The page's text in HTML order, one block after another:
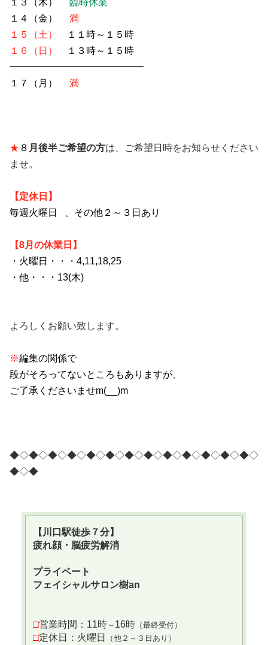
１３（木）
臨時休業
１４（金） 満
１５（土）
１１時～１５時
１６（日）
１３時～１５時
━━━━━━━━━━━━━━
１７（月） 満
★ ８ 月後半ご希望の方は、 ご希望日時をお知らせください
ませ。
【定休日】
毎週火曜日 、その他２～３日あり
【8月の休業日】
・火曜日・・・4,11,18,25
・他・・・ 13(木)
よろしくお願い致します。
※編集の関係で
段がそろってないところもありますが、
ご了承くださいませm(__)m
◆◇◆◇◆◇◆◇◆◇◆◇◆◇◆◇◆◇◆◇◆◇◆◇◆◇
◆◇◆
【川口駅徒歩７分】
疲れ顔・脳疲労解消
プライベート
フェイシャルサロン樹an
□営業時間：11時～ 16時 （最終受付）
□定休日：火曜日 （他２～３日あり）